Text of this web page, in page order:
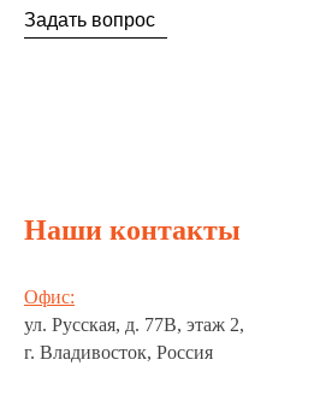
Задать вопрос
Наши контакты
Офис:
ул. Русская, д. 77В, этаж 2,
г. Владивосток, Россия